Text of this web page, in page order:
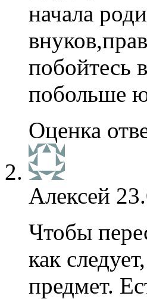
начала
побойтесь
побольше
Оценка
Алексей
Чтобы
как
предмет.